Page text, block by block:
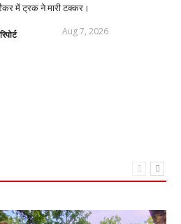
में ट्रक ने मारी टक्कर।
Aug 7, 2026